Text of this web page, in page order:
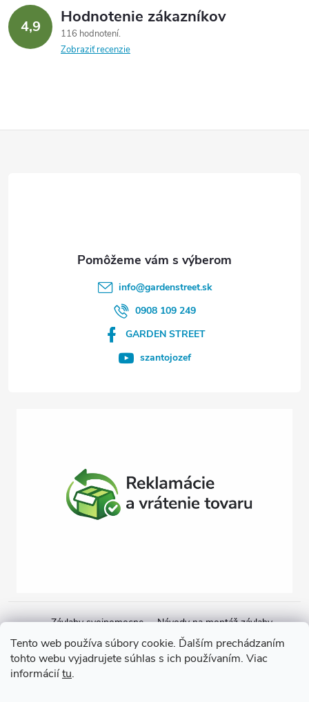
Tento web používa súbory cookie. Ďalším prechádzaním
tohto webu vyjadrujete súhlas s ich používaním. Viac
informáciítu.
4,9 Hodnotenie zákazníkov
116 hodnotení
Zobraziť recenzie
info@gardenstreet.sk
0908 109 249
GARDEN STREET
szantojozef
Závlahy svojpomocne
Návody na montáž závlahy
Cenová ponuka na závlahu
Blogové články
Čerpacie zostavy
Poradenstvo
Ponorné čerpadlá